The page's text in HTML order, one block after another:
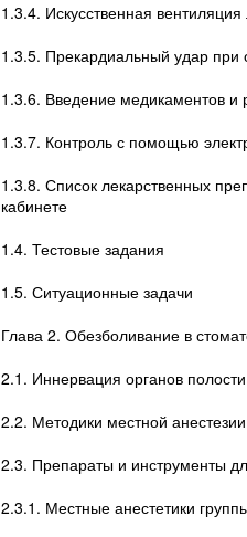
1.3.4. Искусственная вентиляция
1.3.5. Прекардиальный удар при
1.3.6. Введение медикаментов и
1.3.7. Контроль с помощью
1.3.8. Список лекарственных
кабинете
1.4. Тестовые задания
1.5. Ситуационные задачи
Глава 2. Обезболивание в
2.1. Иннервация органов
2.2. Методики местной анестезии
2.3. Препараты и инструменты
2.3.1. Местные анестетики